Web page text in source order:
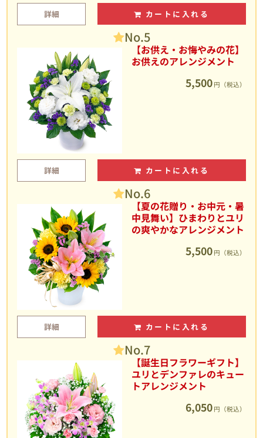
詳細 カートに入れる
No.5
【お供え・お悔やみの花】
お供えのアレンジメント
5,500 円（税込）
詳細 カートに入れる
No.6
【夏の花贈り・お中元・暑
中見舞い】ひまわりとユリ
の爽やかなアレンジメント
5,500 円（税込）
詳細 カートに入れる
No.7
【誕生日フラワーギフト】
ユリとデンファレのキュー
トアレンジメント
6,050 円（税込）